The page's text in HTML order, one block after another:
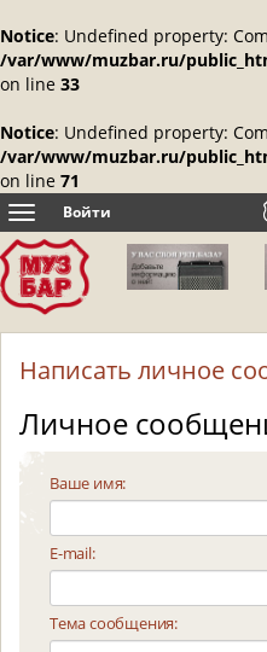
Notice: Undefined property:
/var/www/muzbar.ru/
on line 33
Notice: Undefined property:
/var/www/muzbar.ru/
on line 71
Toggle
navigation
Войти
Написать личное
Личное
Ваше имя:
E-mail:
Тема сообщения: